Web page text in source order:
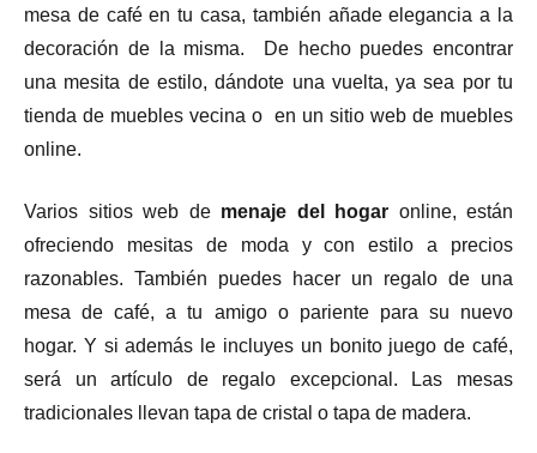
mesa de café en tu casa, también añade elegancia a la
decoración de la misma. De hecho puedes encontrar
una mesita de estilo, dándote una vuelta, ya sea por tu
tienda de muebles vecina o en un sitio web de muebles
online.
Varios sitios web de menaje del hogar online, están
ofreciendo mesitas de moda y con estilo a precios
razonables. También puedes hacer un regalo de una
mesa de café, a tu amigo o pariente para su nuevo
hogar. Y si además le incluyes un bonito juego de café,
será un artículo de regalo excepcional. Las mesas
tradicionales llevan tapa de cristal o tapa de madera.